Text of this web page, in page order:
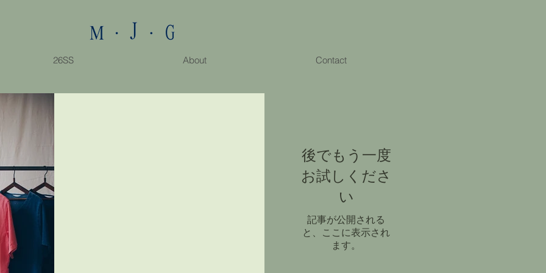
26SS About Contact
後でもう一度
お試しくださ
い
記事が公開される
と、ここに表示され
ます。